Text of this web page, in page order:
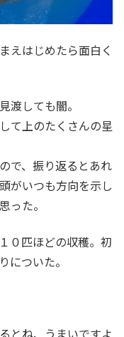
えはじめたら面白く
渡しても闇。
て上のたくさんの星
で、振り返るとあれ
がいつも方向を示し
った。
０匹ほどの収穫。初
についた。
とね、うまいですよ